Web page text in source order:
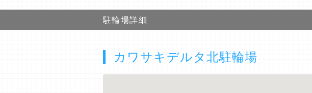
駐輪場詳細
カワサキデルタ北駐輪場